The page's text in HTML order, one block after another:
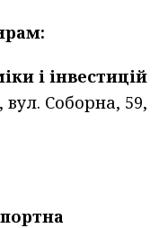
і інвестицій
вул. Соборна, 59,